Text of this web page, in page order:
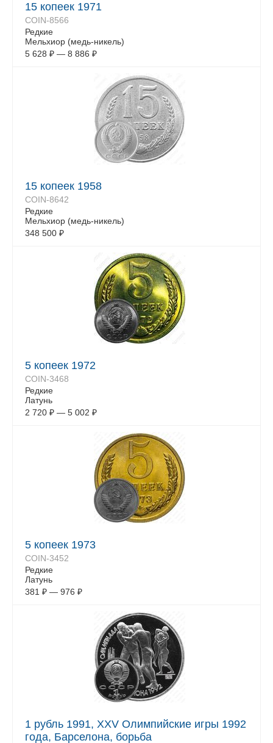
15 копеек 1971
COIN-8566
Редкие
Мельхиор (медь-никель)
5 628 ₽ — 8 886 ₽
15 копеек 1958
COIN-8642
Редкие
Мельхиор (медь-никель)
348 500 ₽
5 копеек 1972
COIN-3468
Редкие
Латунь
2 720 ₽ — 5 002 ₽
5 копеек 1973
COIN-3452
Редкие
Латунь
381 ₽ — 976 ₽
1 рубль 1991, XXV Олимпийские игры 1992
года, Барселона, борьба